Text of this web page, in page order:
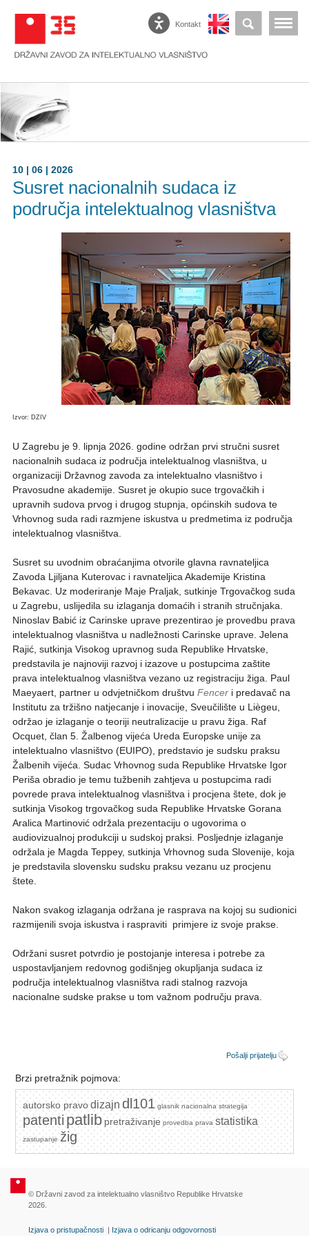
Kontakt
10 | 06 | 2026
Susret nacionalnih sudaca iz
područja intelektualnog vlasništva
Izvor: DZIV
U Zagrebu je 9. lipnja 2026. godine održan prvi stručni susret
nacionalnih sudaca iz područja intelektualnog vlasništva, u
organizaciji Državnog zavoda za intelektualno vlasništvo i
Pravosudne akademije. Susret je okupio suce trgovačkih i
upravnih sudova prvog i drugog stupnja, općinskih sudova te
Vrhovnog suda radi razmjene iskustva u predmetima iz područja
intelektualnog vlasništva.
Susret su uvodnim obraćanjima otvorile glavna ravnateljica
Zavoda Ljiljana Kuterovac i ravnateljica Akademije Kristina
Bekavac. Uz moderiranje Maje Praljak, sutkinje Trgovačkog suda
u Zagrebu, uslijedila su izlaganja domaćih i stranih stručnjaka.
Ninoslav Babić iz Carinske uprave prezentirao je provedbu prava
intelektualnog vlasništva u nadležnosti Carinske uprave. Jelena
Rajić, sutkinja Visokog upravnog suda Republike Hrvatske,
predstavila je najnoviji razvoj i izazove u postupcima zaštite
prava intelektualnog vlasništva vezano uz registraciju žiga. Paul
Maeyaert, partner u odvjetničkom društvu Fenceri predavač na
Institutu za tržišno natjecanje i inovacije, Sveučilište u Liègeu,
održao je izlaganje o teoriji neutralizacije u pravu žiga. Raf
Ocquet, član 5. Žalbenog vijeća Ureda Europske unije za
intelektualno vlasništvo (EUIPO), predstavio je sudsku praksu
Žalbenih vijeća. Sudac Vrhovnog suda Republike Hrvatske Igor
Periša obradio je temu tužbenih zahtjeva u postupcima radi
povrede prava intelektualnog vlasništva i procjena štete, dok je
sutkinja Visokog trgovačkog suda Republike Hrvatske Gorana
Aralica Martinović održala prezentaciju o ugovorima o
audiovizualnoj produkciji u sudskoj praksi. Posljednje izlaganje
održala je Magda Teppey, sutkinja Vrhovnog suda Slovenije, koja
je predstavila slovensku sudsku praksu vezanu uz procjenu
štete.
Nakon svakog izlaganja održana je rasprava na kojoj su sudionici
razmijenili svoja iskustva i raspraviti primjere iz svoje prakse.
Održani susret potvrdio je postojanje interesa i potrebe za
uspostavljanjem redovnog godišnjeg okupljanja sudaca iz
područja intelektualnog vlasništva radi stalnog razvoja
nacionalne sudske prakse u tom važnom području prava.
Pošalji prijatelju
Brzi pretražnik pojmova:
autorsko pravo dizajn dl101 glasnik nacionalna strategija
patenti patlib pretraživanje provedba prava statistika
zastupanje žig
© Državni zavod za intelektualno vlasništvo Republike Hrvatske
2026.
Izjava o pristupačnosti | Izjava o odricanju odgovornosti